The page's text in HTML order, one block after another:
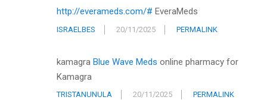
http://everameds.com/# EveraMeds
ISRAELBES 20/11/2025 PERMALINK
kamagra Blue Wave Meds online pharmacy for
Kamagra
TRISTANUNULA 20/11/2025 PERMALINK